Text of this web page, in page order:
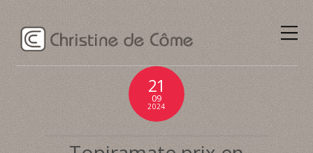
21
09
2024